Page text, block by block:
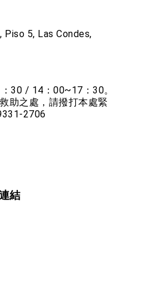
Piso 5, Las Condes,
30 / 14：00~17：30。
助之處，請撥打本處緊
2706​
結